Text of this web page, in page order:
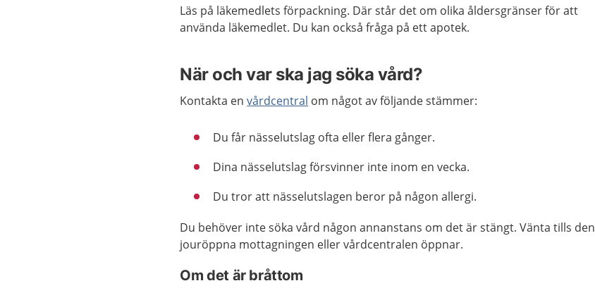
Läs på läkemedlets förpackning. Där står det om olika åldersgränser för att
använda läkemedlet. Du kan också fråga på ett apotek.
När och var ska jag söka vård?
Kontakta envårdcentral om något av följande stämmer:
Du får nässelutslag ofta eller flera gånger.
Dina nässelutslag försvinner inte inom en vecka.
Du tror att nässelutslagen beror på någon allergi.
Du behöver inte söka vård någon annanstans om det är stängt. Vänta tills den
jouröppna mottagningen eller vårdcentralen öppnar.
Om det är bråttom